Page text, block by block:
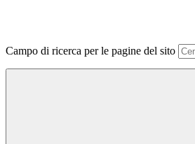
Campo di ricerca per le pagine del sito